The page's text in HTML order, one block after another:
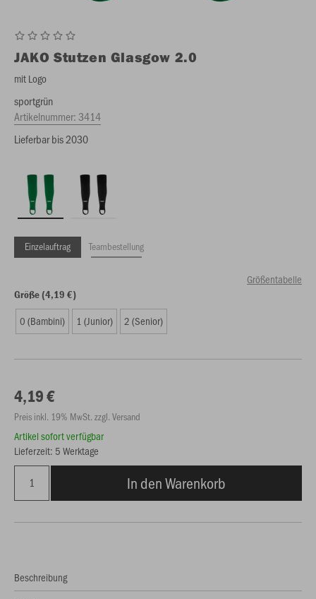
JAKO Stutzen Glasgow 2.0
mit Logo
sportgrün
Artikelnummer:3414
Lieferbar bis 2030
Einzelauftrag Teambestellung
Größentabelle
Größe (4,19 €)
0 (Bambini) 1 (Junior) 2 (Senior)
4,19 €
Preis inkl. 19% MwSt. zzgl. Versand
Artikel sofort verfügbar
Lieferzeit: 5 Werktage
In den Warenkorb
Beschreibung